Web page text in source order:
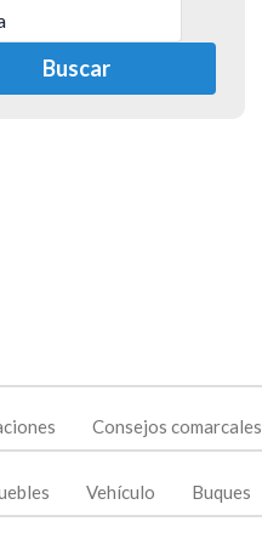
Buscar
...
Consejos comarcales
Vehículo Buques